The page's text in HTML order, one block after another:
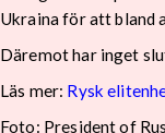
Ukraina för att bland
Däremot har inget
Läs mer: Rysk
Foto: President of